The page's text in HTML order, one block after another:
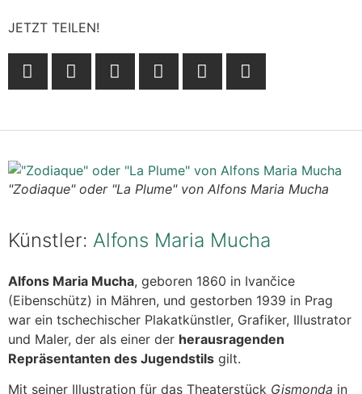
JETZT TEILEN!
"Zodiaque" oder "La Plume" von Alfons Maria Mucha
Künstler: Alfons Maria Mucha
Alfons Maria Mucha, geboren 1860 in Ivančice
(Eibenschütz) in Mähren, und gestorben 1939 in Prag
war ein tschechischer Plakatkünstler, Grafiker, Illustrator
und Maler, der als einer der herausragenden
Repräsentanten des Jugendstils gilt.
Mit seiner Illustration für das Theaterstück Gismonda in